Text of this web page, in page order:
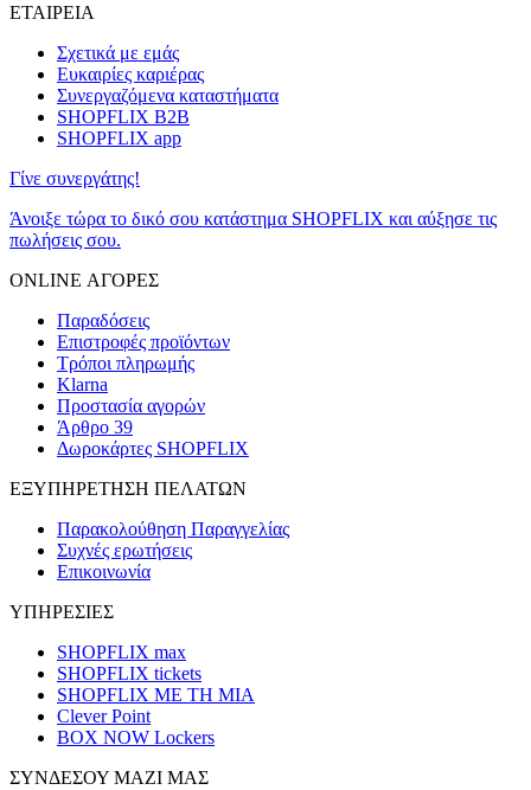
ΕΤΑΙΡΕΙΑ
Σχετικά με εμάς
Ευκαιρίες καριέρας
Συνεργαζόμενα καταστήματα
SHOPFLIX B2B
SHOPFLIX app
Γίνε συνεργάτης!
Άνοιξε τώρα το δικό σου κατάστημα SHOPFLIX και αύξησε τις
πωλήσεις σου.
ONLINE ΑΓΟΡΕΣ
Παραδόσεις
Επιστροφές προϊόντων
Τρόποι πληρωμής
Klarna
Προστασία αγορών
Άρθρο 39
Δωροκάρτες SHOPFLIX
ΕΞΥΠΗΡΕΤΗΣΗ ΠΕΛΑΤΩΝ
Παρακολούθηση Παραγγελίας
Συχνές ερωτήσεις
Επικοινωνία
ΥΠΗΡΕΣΙΕΣ
SHOPFLIX max
SHOPFLIX tickets
SHOPFLIX ΜΕ ΤΗ ΜΙΑ
Clever Point
BOX NOW Lockers
ΣΥΝΔΕΣΟΥ ΜΑΖΙ ΜΑΣ